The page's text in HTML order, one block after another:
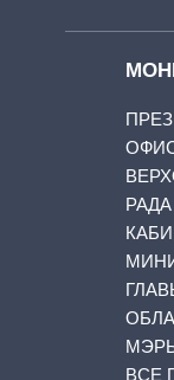
РАДА
ВСЕ